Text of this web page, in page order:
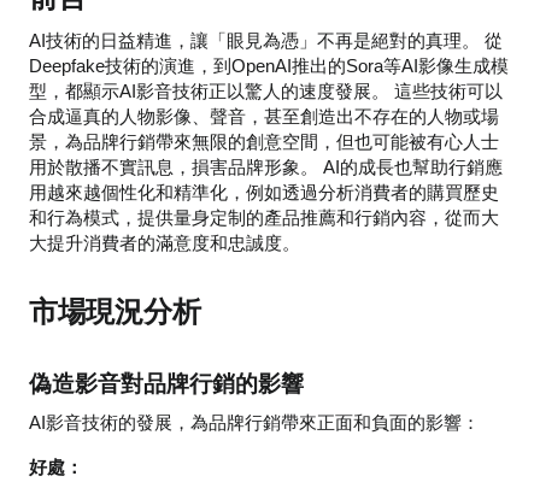
AI技術的日益精進，讓「眼見為憑」不再是絕對的真理。 從
Deepfake技術的演進，到OpenAI推出的Sora等AI影像生成模
型，都顯示AI影音技術正以驚人的速度發展。 這些技術可以
合成逼真的人物影像、聲音，甚至創造出不存在的人物或場
景，為品牌行銷帶來無限的創意空間，但也可能被有心人士
用於散播不實訊息，損害品牌形象。 AI的成長也幫助行銷應
用越來越個性化和精準化，例如透過分析消費者的購買歷史
和行為模式，提供量身定制的產品推薦和行銷內容，從而大
大提升消費者的滿意度和忠誠度。
市場現況分析
偽造影音對品牌行銷的影響
AI影音技術的發展，為品牌行銷帶來正面和負面的影響：
好處：